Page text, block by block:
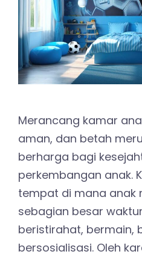
Merancang kamar
aman, dan betah
berharga bagi
perkembangan anak.
tempat di mana anak
sebagian besar
beristirahat, bermain,
bersosialisasi. Oleh